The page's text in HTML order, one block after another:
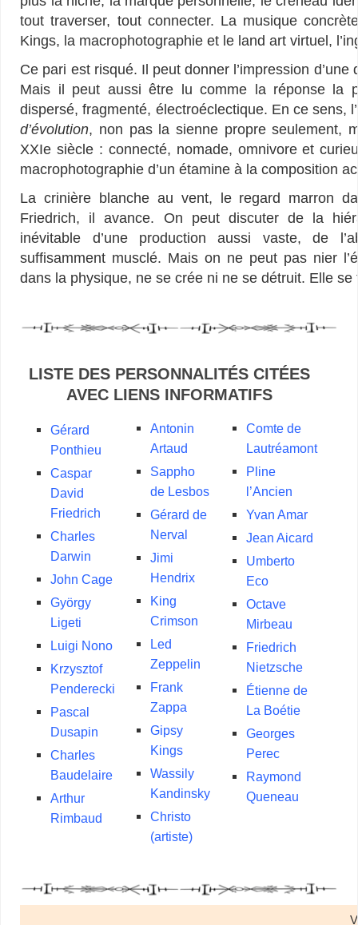
tout traverser, tout connecter. La musique
Kings, la macrophotographie et le land art virtuel,
Ce pari est risqué. Il peut donner l’impression
Mais il peut aussi être lu comme la réponse la
dispersé, fragmenté, électroéclectique. En ce sens,
d’évolution, non pas la sienne propre seulement,
XXIe siècle : connecté, nomade, omnivore et
macrophotographie d’un étamine à la composition
La crinière blanche au vent, le regard marron
Friedrich, il avance. On peut discuter de la
inévitable d’une production aussi vaste, de
suffisamment musclé. Mais on ne peut pas nier
dans la physique, ne se crée ni ne se détruit. Elle se
LISTE DES PERSONNALITÉS CITÉES
AVEC LIENS INFORMATIFS
Gérard
Ponthieu
Caspar
David
Friedrich
Charles
Darwin
John Cage
György
Ligeti
Luigi Nono
Krzysztof
Penderecki
Pascal
Dusapin
Charles
Baudelaire
Arthur
Rimbaud
Antonin
Artaud
Sappho
de Lesbos
Gérard de
Nerval
Jimi
Hendrix
King
Crimson
Led
Zeppelin
Frank
Zappa
Gipsy
Kings
Wassily
Kandinsky
Christo
(artiste)
Comte de
Lautréamont
Pline
l’Ancien
Yvan Amar
Jean Aicard
Umberto
Eco
Octave
Mirbeau
Friedrich
Nietzsche
Étienne de
La Boétie
Georges
Perec
Raymond
Queneau